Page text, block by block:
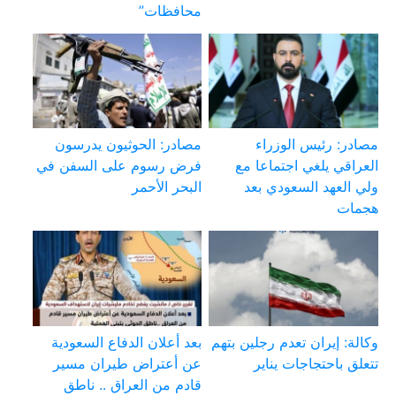
محافظات”
مصادر: رئيس الوزراء
العراقي يلغي اجتماعا مع
ولي العهد السعودي بعد
هجمات
مصادر: الحوثيون يدرسون
فرض رسوم على السفن في
البحر الأحمر
وكالة: إيران تعدم رجلين بتهم
تتعلق باحتجاجات يناير
بعد أعلان الدفاع السعودية
عن أعتراض طيران مسير
قادم من العراق .. ناطق